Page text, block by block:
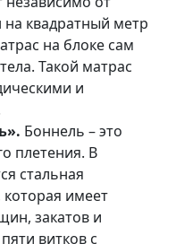
квадратный метр
на блоке сам
Такой матрас
и
Боннель – это
плетения. В
стальная
имеет
закатов и
витков с